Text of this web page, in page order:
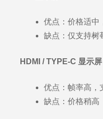
优点：价格适中
缺点：仅支持树
HDMI / TYPE-C 显示屏
优点：帧率高，
缺点：价格稍高